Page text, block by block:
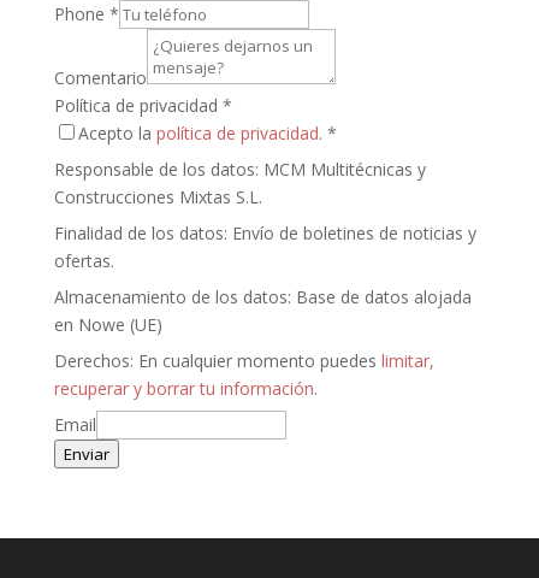
Phone *
Comentario
Política de privacidad *
Acepto la política de privacidad. *
Responsable de los datos: MCM Multitécnicas y
Construcciones Mixtas S.L.
Finalidad de los datos: Envío de boletines de noticias y
ofertas.
Almacenamiento de los datos: Base de datos alojada
en Nowe (UE)
Derechos: En cualquier momento puedes limitar,
recuperar y borrar tu información.
Email
Enviar